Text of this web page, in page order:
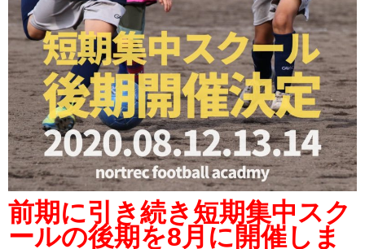
生徒の声
料金システム
お問い合せ
前期に引き続き短期集中スク
ールの後期を8月に開催しま